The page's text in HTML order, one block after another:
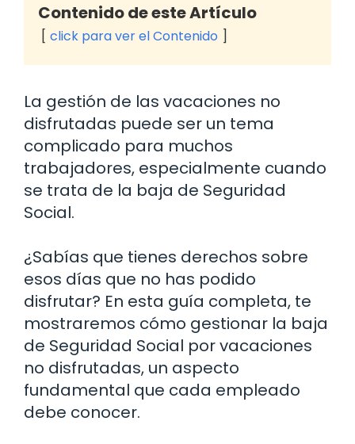
Contenido de este Artículo
click para ver el Contenido
La gestión de las vacaciones no
disfrutadas puede ser un tema
complicado para muchos
trabajadores, especialmente cuando
se trata de la baja de Seguridad
Social.
¿Sabías que tienes derechos sobre
esos días que no has podido
disfrutar? En esta guía completa, te
mostraremos cómo gestionar la baja
de Seguridad Social por vacaciones
no disfrutadas, un aspecto
fundamental que cada empleado
debe conocer.